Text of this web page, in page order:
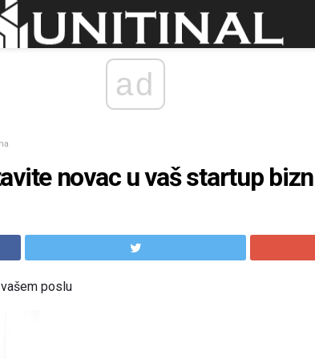
ad
novac u vaš startup
poslu